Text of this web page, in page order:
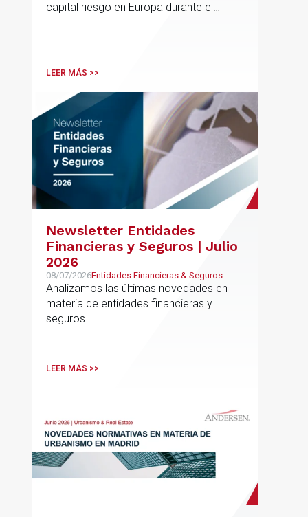
capital riesgo en Europa durante el
LEER MÁS >>
Newsletter Entidades
Financieras y Seguros | Julio
2026
08/07/2026Entidades Financieras & Seguros
Analizamos las últimas novedades en
materia de entidades financieras y
seguros
LEER MÁS >>